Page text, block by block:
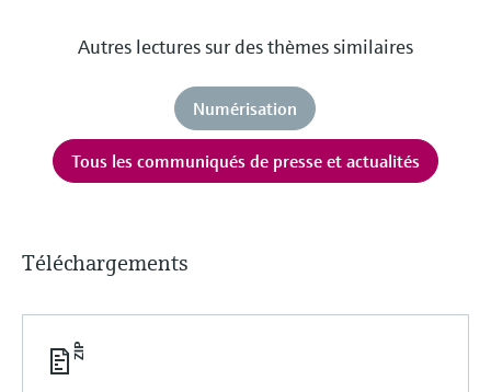
Autres lectures sur des thèmes similaires
Numérisation
Tous les communiqués de presse et actualités
Téléchargements